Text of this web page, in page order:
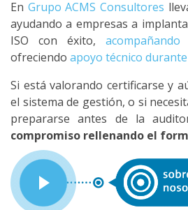
En Grupo ACMS Consultores
ayudando a empresas a
ISO con éxito,
ofreciendo apoyo técnico
Si está valorando certificarse y
el sistema de gestión, o si
prepararse antes de la
compromiso rellenando el